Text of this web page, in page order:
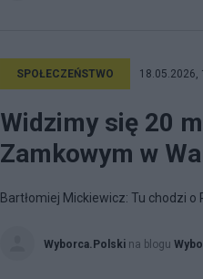
SPOŁECZEŃSTWO 18.05.2026,
Widzimy się 20
Zamkowym w
Bartłomiej Mickiewicz: Tu chodzi o
Wyborca.Polski na blogu